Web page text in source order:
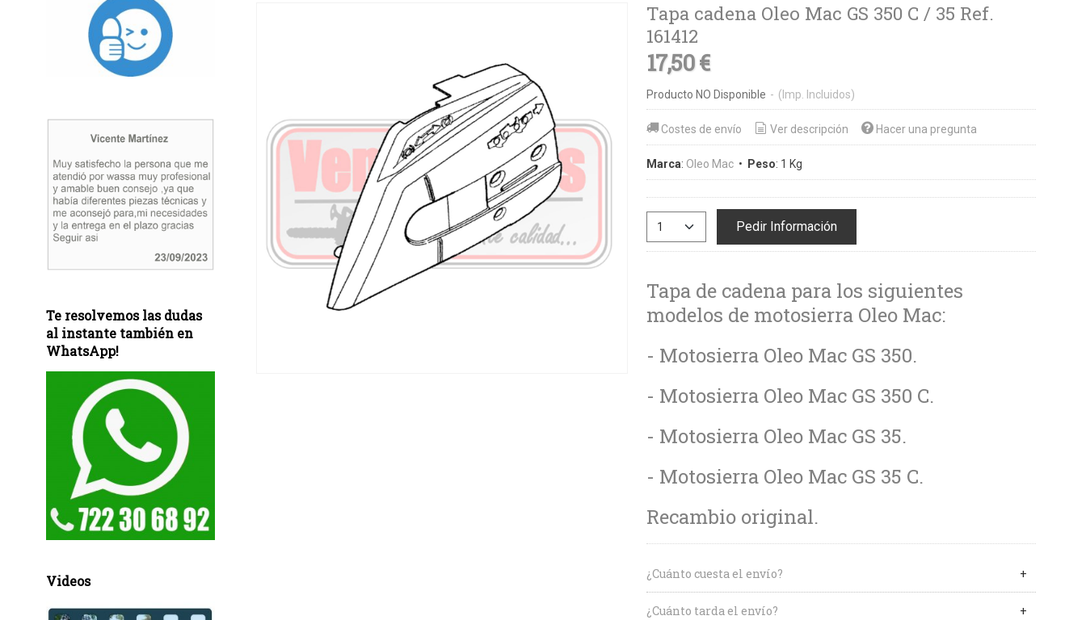
Te resolvemos las dudas
al instante también en
WhatsApp!
Videos
Tapa cadena Oleo Mac GS 350 C / 35 Ref.
161412
17,50 €
Producto NO Disponible - (Imp. Incluidos)
Costes de envío Ver descripción Hacer una pregunta
Marca: Oleo Mac• Peso: 1 Kg
Pedir Información
Tapa de cadena para los siguientes
modelos de motosierra Oleo Mac:
- Motosierra Oleo Mac GS 350.
- Motosierra Oleo Mac GS 350 C.
- Motosierra Oleo Mac GS 35.
- Motosierra Oleo Mac GS 35 C.
Recambio original.
¿Cuánto cuesta el envío?
¿Cuánto tarda el envío?